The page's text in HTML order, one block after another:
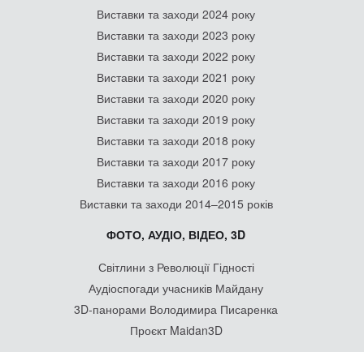
Виставки та заходи 2024 року
Виставки та заходи 2023 року
Виставки та заходи 2022 року
Виставки та заходи 2021 року
Виставки та заходи 2020 року
Виставки та заходи 2019 року
Виставки та заходи 2018 року
Виставки та заходи 2017 року
Виставки та заходи 2016 року
Виставки та заходи 2014–2015 років
ФОТО, АУДІО, ВІДЕО, 3D
Світлини з Революції Гідності
Аудіоспогади учасників Майдану
3D-панорами Володимира Писаренка
Проєкт Maidan3D